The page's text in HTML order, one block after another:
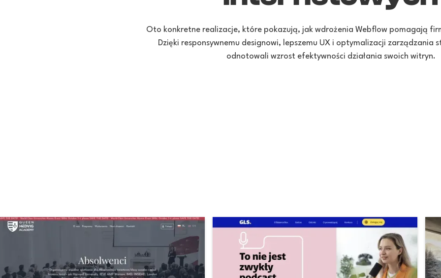
Oto konkretne realizacje, które pokazują, jak wdrożenia Webflow pomagają
Dzięki responsywnemu designowi, lepszemu UX i optymalizacji zarządzania
odnotowali wzrost efektywności działania swoich witryn.